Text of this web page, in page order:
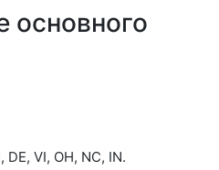
основного
DE, VI, OH, NC, IN.